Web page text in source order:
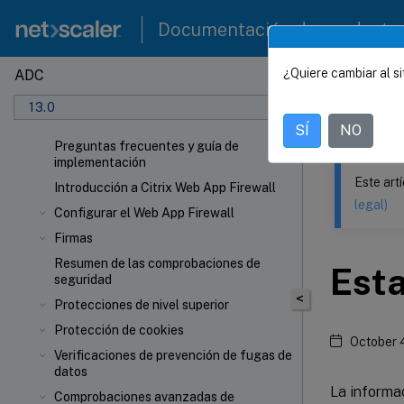
Documentación de
ADC
13.0
Preguntas frecuentes y guía de
implementación
Introducción a Citrix Web App Firewall
Configurar el Web App Firewall
Firmas
Resumen de las comprobaciones de
seguridad
Protecciones de nivel superior
Protección de cookies
Verificaciones de prevención de fugas de
datos
Comprobaciones avanzadas de
Este
<
Este
legal)
October
La
¿Quiere cambiar al
SÍ NO